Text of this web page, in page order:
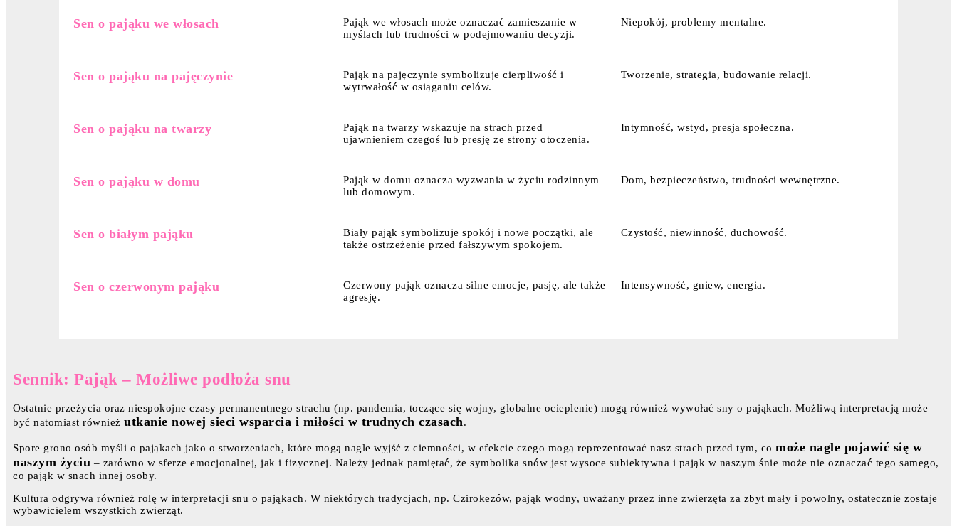
Sen o pająku we włosach
Pająk we włosach może oznaczać zamieszanie w
myślach lub trudności w podejmowaniu decyzji.
Niepokój, problemy mentalne.
Sen o pająku na pajęczynie
Pająk na pajęczynie symbolizuje cierpliwość i
wytrwałość w osiąganiu celów.
Tworzenie, strategia, budowanie relacji.
Sen o pająku na twarzy
Pająk na twarzy wskazuje na strach przed
ujawnieniem czegoś lub presję ze strony otoczenia.
Intymność, wstyd, presja społeczna.
Sen o pająku w domu
Pająk w domu oznacza wyzwania w życiu rodzinnym
lub domowym.
Dom, bezpieczeństwo, trudności wewnętrzne.
Sen o białym pająku
Biały pająk symbolizuje spokój i nowe początki, ale
także ostrzeżenie przed fałszywym spokojem.
Czystość, niewinność, duchowość.
Sen o czerwonym pająku
Czerwony pająk oznacza silne emocje, pasję, ale także
agresję.
Intensywność, gniew, energia.
Sennik: Pająk – Możliwe podłoża snu
Ostatnie przeżycia oraz niespokojne czasy permanentnego strachu (np. pandemia, toczące się wojny, globalne ocieplenie) mogą również wywołać sny o pająkach. Możliwą interpretacją może
być natomiast również utkanie nowej sieci wsparcia i miłości w trudnych czasach.
Spore grono osób myśli o pająkach jako o stworzeniach, które mogą nagle wyjść z ciemności, w efekcie czego mogą reprezentować nasz strach przed tym, co może nagle pojawić się w
naszym życiu – zarówno w sferze emocjonalnej, jak i fizycznej. Należy jednak pamiętać, że symbolika snów jest wysoce subiektywna i pająk w naszym śnie może nie oznaczać tego samego,
co pająk w snach innej osoby.
Kultura odgrywa również rolę w interpretacji snu o pająkach. W niektórych tradycjach, np. Czirokezów, pająk wodny, uważany przez inne zwierzęta za zbyt mały i powolny, ostatecznie zostaje
wybawicielem wszystkich zwierząt.